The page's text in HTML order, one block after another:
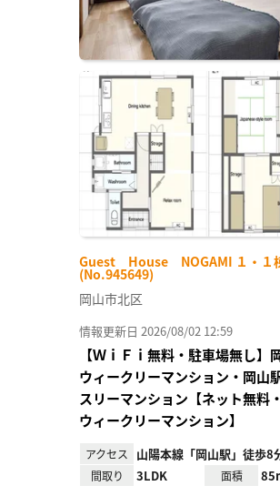
Guest House NOGAMI １・１
(No.945649)
岡山市北区
情報更新日 2026/08/02 12:59
【ＷｉＦｉ無料・駐車場無し】
ウィークリーマンション・岡山
スリーマンション【ネット無料
ウィークリーマンション】
アクセス 山陽本線「岡山駅」徒歩8
間取り 3LDK 面積